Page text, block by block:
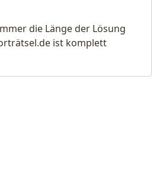
die Länge der Lösung
ist komplett